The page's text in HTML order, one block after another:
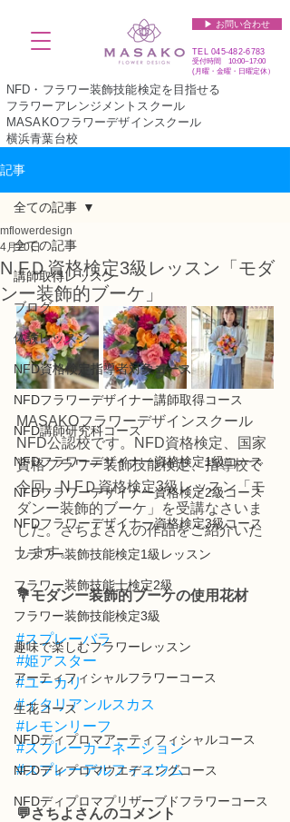
▶︎ お問い合わせ
TEL045-482-6783
受付時間 10:00~17:00​​​
(​月曜・金曜・日曜定休）
NFD・フラワー装飾技能検定を目指せる
フラワーアレンジメントスクール
MASAKOフラワーデザインスクール
横浜青葉台校
記事
全ての記事
講師取得レッスン
ブログ
体験レッスン
NFD資格検定指導者対象コース
NFDフラワーデザイナー講師取得コース
NFD講師研究科コース
NFDフラワーデザイナー資格検定1級コース
NFDフラワーデザイナー資格検定2級コース
NFDフラワーデザイナー資格検定3級コース
フラワー装飾技能検定1級レッスン
フラワー装飾技能士検定2級
フラワー装飾技能検定3級
趣味で楽しむフラワーレッスン
アーティフィシャルフラワーコース
生花コース
NFDディプロマアーティフィシャルコース
NFDディプロマウエディングコース
NFDディプロマプリザーブドフラワーコース
全ての記事
N FＤ資格検定3級レッスン「モダ
ンー装飾的ブーケ」
mflowerdesign
4月20日
MASAKOフラワーデザインスクール
NFD公認校です。NFD資格検定、国家
資格フラワー装飾技能検定、指導校で
今回、N FＤ資格検定3級レッスン「モ
ダンー装飾的ブーケ」を受講なさいま
した。さちよさんの作品をご紹介いた
します。
💐モダンー装飾的ブーケの使用花材
#スプレーバラ
#姫アスター
#ユーカリ
#イタリアンルスカス
#レモンリーフ
#スプレーカーネーション
#スプレーデルフィニウム
💬さちよさんのコメント